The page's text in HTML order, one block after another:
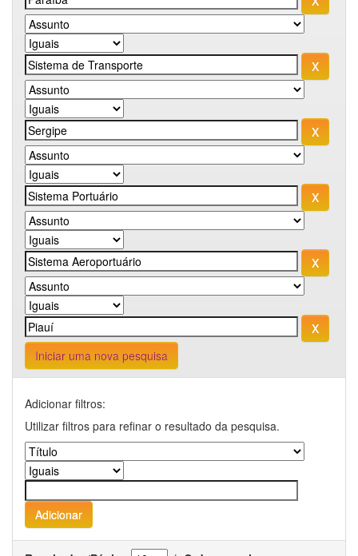
Iniciar uma nova pesquisa
Adicionar filtros:
Utilizar filtros para refinar o resultado da pesquisa.